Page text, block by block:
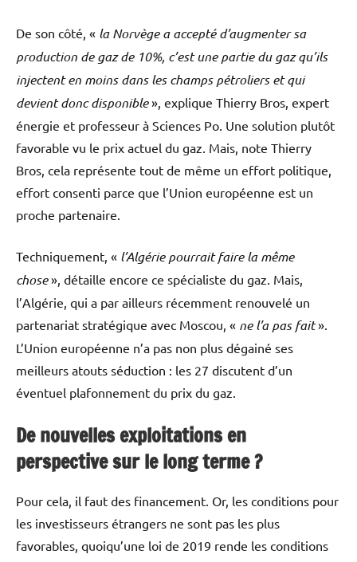
De son côté, « la Norvège a accepté d’augmenter sa
production de gaz de 10%, c’est une partie du gaz qu’ils
injectent en moins dans les champs pétroliers et qui
devient donc disponible», explique Thierry Bros, expert
énergie et professeur à Sciences Po. Une solution plutôt
favorable vu le prix actuel du gaz. Mais, note Thierry
Bros, cela représente tout de même un effort politique,
effort consenti parce que l’Union européenne est un
proche partenaire.
Techniquement, « l’Algérie pourrait faire la même
chose», détaille encore ce spécialiste du gaz. Mais,
l’Algérie, qui a par ailleurs récemment renouvelé un
partenariat stratégique avec Moscou, « ne l’a pas fait».
L’Union européenne n’a pas non plus dégainé ses
meilleurs atouts séduction : les 27 discutent d’un
éventuel plafonnement du prix du gaz.
De nouvelles exploitations en
perspective sur le long terme?
Pour cela, il faut des financement. Or, les conditions pour
les investisseurs étrangers ne sont pas les plus
favorables, quoiqu’une loi de 2019 rende les conditions